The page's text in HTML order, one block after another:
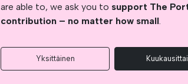
are able to, we ask you to support The
contribution – no matter how small.
Yksittäinen